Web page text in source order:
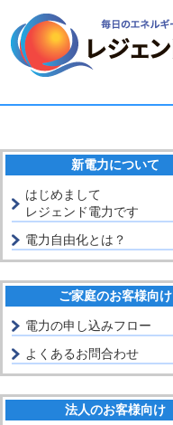
新電力について
はじめまして
レジェンド電力です
電力自由化とは？
ご家庭のお客様向け
電力の申し込みフロー
よくあるお問合わせ
法人のお客様向け